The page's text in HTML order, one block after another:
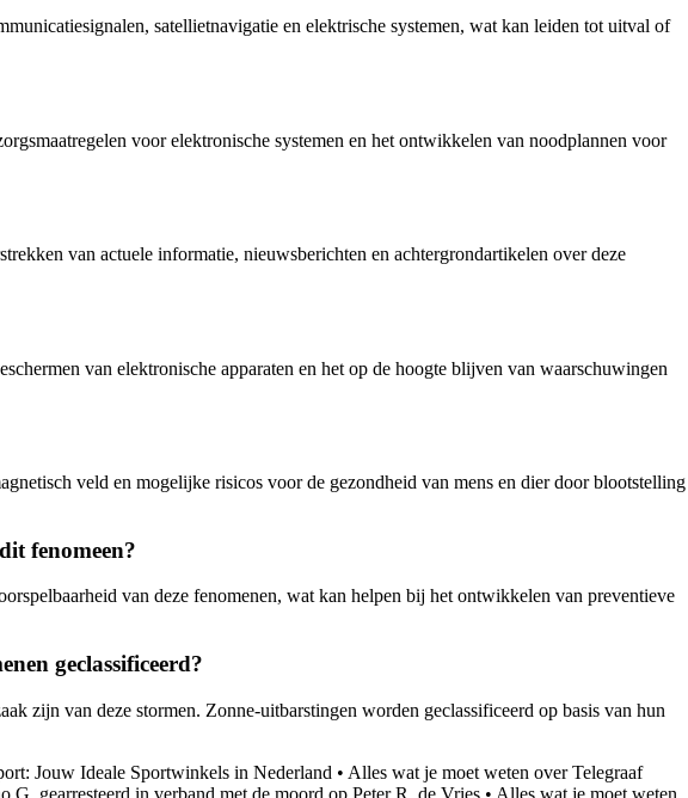
satellietnavigatie en elektrische systemen, wat kan leiden tot uitval of
voor elektronische systemen en het ontwikkelen van noodplannen voor
van actuele informatie, nieuwsberichten en achtergrondartikelen over deze
van elektronische apparaten en het op de hoogte blijven van waarschuwingen
veld en mogelijke risicos voor de gezondheid van mens en dier door blootstelling
fenomeen?
van deze fenomenen, wat kan helpen bij het ontwikkelen van preventieve
geclassificeerd?
zijn van deze stormen. Zonne-uitbarstingen worden geclassificeerd op basis van hun
Jouw Ideale Sportwinkels in Nederland • Alles wat je moet weten over Telegraaf
G. gearresteerd in verband met de moord op Peter R. de Vries • Alles wat je moet weten